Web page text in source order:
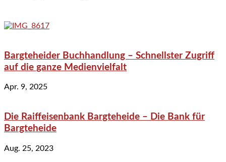
Bargteheider Buchhandlung – Schnellster Zugriff
auf die ganze Medienvielfalt
Apr. 9, 2025
Die Raiffeisenbank Bargteheide – Die Bank für
Bargteheide
Aug. 25, 2023